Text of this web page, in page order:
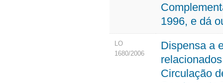
1996, e dá
LO
1680/2006
Dispensa a
Circulação